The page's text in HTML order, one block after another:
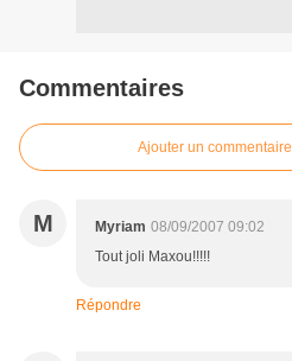
Commentaires
Ajouter un commentaire
M Myriam 08/09/2007 09:02
Tout joli Maxou!!!!!
Répondre